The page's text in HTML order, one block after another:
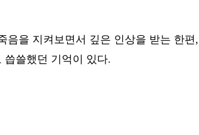
을 지켜보면서 깊은 인상을 받는 한편
쓸했던 기억이 있다.